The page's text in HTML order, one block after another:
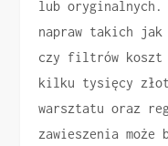
lub oryginalnych.
napraw takich jak
czy filtrów koszt
kilku tysięcy
warsztatu oraz
zawieszenia może